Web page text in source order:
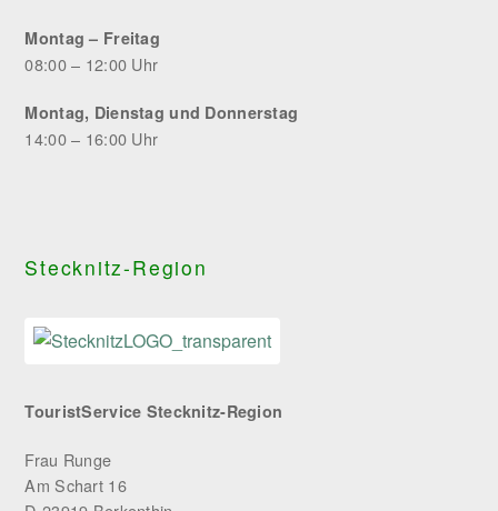
Montag – Freitag
08:00 – 12:00 Uhr
Montag, Dienstag und Donnerstag
14:00 – 16:00 Uhr
Stecknitz-Region
TouristService Stecknitz-Region
Frau Runge
Am Schart 16